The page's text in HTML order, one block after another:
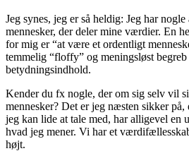
Jeg synes, jeg er så heldig: Jeg har
mennesker, der deler mine værdier. En
for mig er “at være et ordentligt
temmelig “floffy” og meningsløst
betydningsindhold.
Kender du fx nogle, der om sig selv vil
mennesker? Det er jeg næsten sikker
jeg kan lide at tale med, har alligevel en
hvad jeg mener. Vi har et
højt.